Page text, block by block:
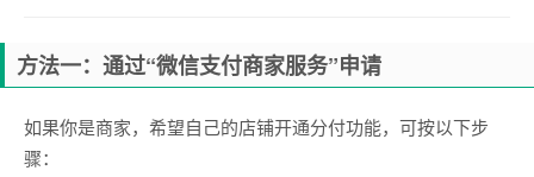
方法一：通过“微信支付商家服务”申请
如果你是商家，希望自己的店铺开通分付功能，可按以下步
骤：